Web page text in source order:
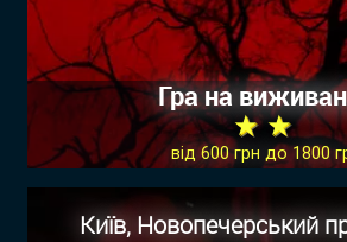
Гра на
★ ★
від 600 грн до 1800
Київ, Новопечерський